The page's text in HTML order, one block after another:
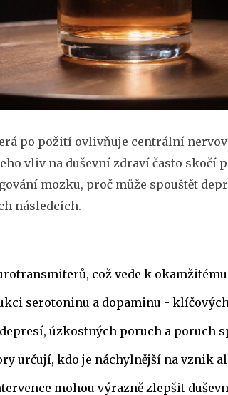
po požití ovlivňuje centrální
vliv na duševní zdraví často skočí
mozku, proč může spouštět
následcích.
což vede k
serotoninu a dopaminu -
úzkostných poruch a poruch
určují, kdo je náchylnější na vznik
mohou výrazně zlepšit